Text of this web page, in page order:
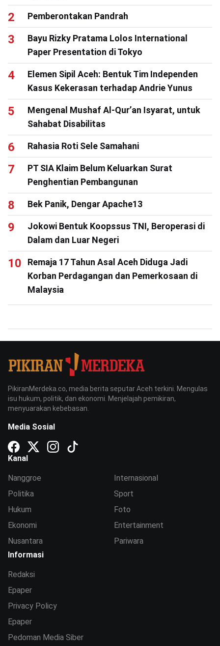
Pemberontakan Pandrah
Bayu Rizky Pratama Lolos International
Paper Presentation di Tokyo
Elemen Sipil Aceh: Bentuk Tim Independen
Kasus Kekerasan terhadap Andrie Yunus
Mengenal Mushaf Al-Qur’an Isyarat, untuk
Sahabat Disabilitas
Rahasia Roti Sele Samahani
PT SIA Klaim Belum Keluarkan Surat
Penghentian Pembangunan
Bek Panik, Dengar Apache13
Jokowi Bentuk Koopssus TNI, Beroperasi di
Dalam dan Luar Negeri
Remaja 17 Tahun Asal Aceh Diduga Jadi
Korban Perdagangan dan Pemerkosaan di
Malaysia
PikiranMerdeka.co, media berita seputar Aceh terkini. Mengulas
isu hukum, politik, dan ekonomi. Menjelajah pemikiran,
menyuarakan kebebasan.
Media Sosial
Kanal
Nanggroe
Politika
Hukum
Ekonomi
Nusantara
Internasional
Sport
Foto
Entertainment
Pariwara
Informasi
Redaksi
Epaper
Privacy Policy
Epaper
Pedoman Media Siber